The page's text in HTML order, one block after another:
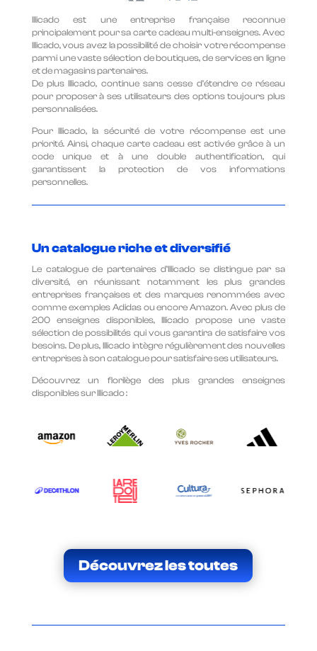
Illicado est une entreprise française reconnue
principalement pour sa carte cadeau multi-enseignes. Avec
Illicado, vous avez la possibilité de choisir votre récompense
parmi une vaste sélection de boutiques, de services en ligne
et de magasins partenaires.
De plus Illicado, continue sans cesse d’étendre ce réseau
pour proposer à ses utilisateurs des options toujours plus
personnalisées.
Pour Illicado, la sécurité de votre récompense est une
priorité. Ainsi, chaque carte cadeau est activée grâce à un
code unique et à une double authentification, qui
garantissent la protection de vos informations
personnelles.
Un catalogue riche et diversifié
Le catalogue de partenaires d’Illicado se distingue par sa
diversité, en réunissant notamment les plus grandes
entreprises françaises et des marques renommées avec
comme exemples Adidas ou encore Amazon. Avec plus de
200 enseignes disponibles, Illicado propose une vaste
sélection de possibilités qui vous garantira de satisfaire vos
besoins. De plus, Illicado intègre régulièrement des nouvelles
entreprises à son catalogue pour satisfaire ses utilisateurs.
Découvrez un florilège des plus grandes enseignes
disponibles sur Illicado :
Découvrez les toutes